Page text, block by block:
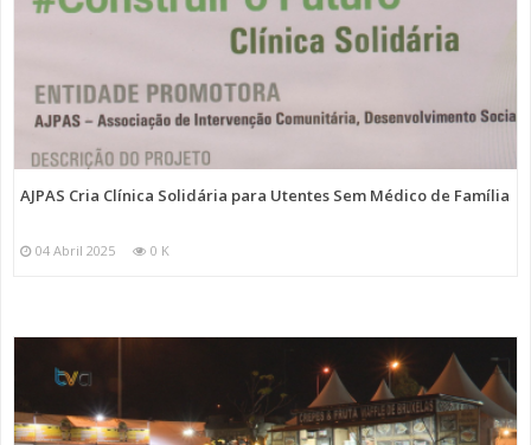
AJPAS Cria Clínica Solidária para Utentes Sem Médico de Família
04 Abril 2025 0 K